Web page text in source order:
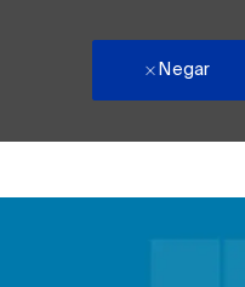
Negar